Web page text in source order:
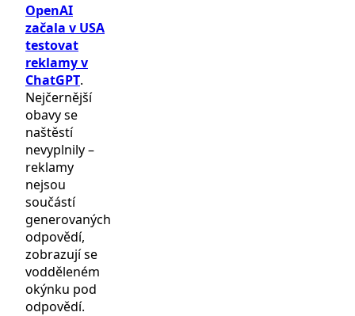
OpenAI
začala v USA
testovat
reklamy v
ChatGPT.
Nejčernější
obavy se
naštěstí
nevyplnily –
reklamy
nejsou
součástí
generovaných
odpovědí,
zobrazují se
vodděleném
okýnku pod
odpovědí.